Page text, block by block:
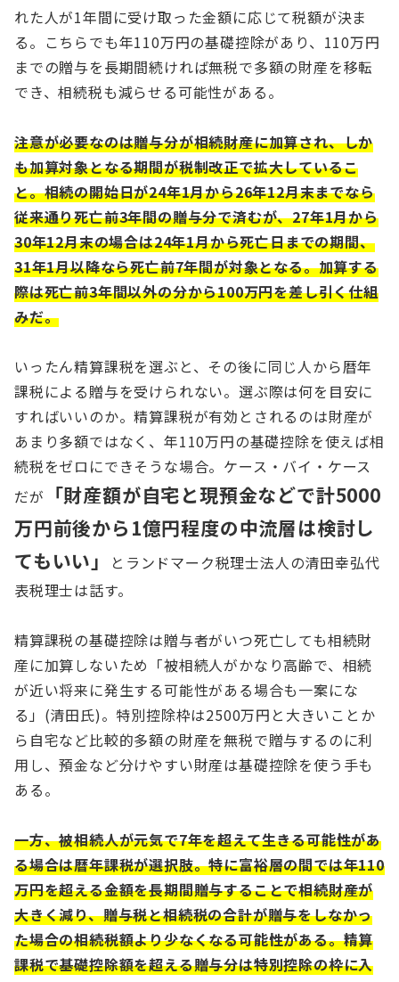
れた人が1年間に受け取った金額に応じて税額が決ま
る。こちらでも年110万円の基礎控除があり、110万円
までの贈与を長期間続ければ無税で多額の財産を移転
でき、相続税も減らせる可能性がある。
注意が必要なのは贈与分が相続財産に加算され、しか
も加算対象となる期間が税制改正で拡大しているこ
と。相続の開始日が24年1月から26年12月末までなら
従来通り死亡前3年間の贈与分で済むが、27年1月から
30年12月末の場合は24年1月から死亡日までの期間、
31年1月以降なら死亡前7年間が対象となる。加算する
際は死亡前3年間以外の分から100万円を差し引く仕組
みだ。
いったん精算課税を選ぶと、その後に同じ人から暦年
課税による贈与を受けられない。選ぶ際は何を目安に
すればいいのか。精算課税が有効とされるのは財産が
あまり多額ではなく、年110万円の基礎控除を使えば相
続税をゼロにできそうな場合。ケース・バイ・ケース
だが
「財産額が自宅と現預金などで計5000
万円前後から1億円程度の中流層は検討し
てもいい」
とランドマーク税理士法人の清田幸弘代
表税理士は話す。
精算課税の基礎控除は贈与者がいつ死亡しても相続財
産に加算しないため「被相続人がかなり高齢で、相続
が近い将来に発生する可能性がある場合も一案にな
る」(清田氏)。特別控除枠は2500万円と大きいことか
ら自宅など比較的多額の財産を無税で贈与するのに利
用し、預金など分けやすい財産は基礎控除を使う手も
ある。
一方、被相続人が元気で7年を超えて生きる可能性があ
る場合は暦年課税が選択肢。特に富裕層の間では年110
万円を超える金額を長期間贈与することで相続財産が
大きく減り、贈与税と相続税の合計が贈与をしなかっ
た場合の相続税額より少なくなる可能性がある。精算
課税で基礎控除額を超える贈与分は特別控除の枠に入